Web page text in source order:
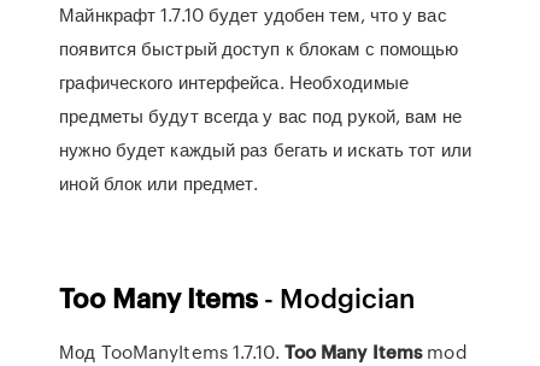
Майнкрафт 1.7.10 будет удобен тем, что у вас
появится быстрый доступ к блокам с помощью
графического интерфейса. Необходимые
предметы будут всегда у вас под рукой, вам не
нужно будет каждый раз бегать и искать тот или
иной блок или предмет.
Too ManyItems - Modgician
Мод TooManyItems 1.7.10. Too Many Itemsmod